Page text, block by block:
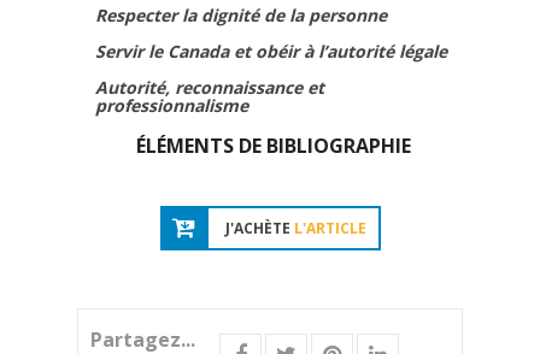
Respecter la dignité de la personne
Servir le Canada et obéir à l’autorité légale
Autorité, reconnaissance et
professionnalisme
ÉLÉMENTS DE BIBLIOGRAPHIE
J'ACHÈTE L'ARTICLE
Partagez...